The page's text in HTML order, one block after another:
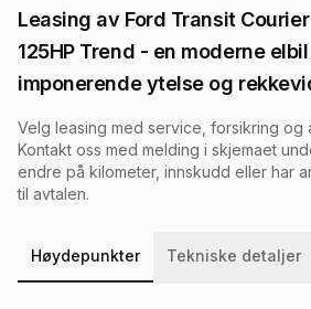
Leasing av Ford Transit
125HP Trend - en moderne
imponerende ytelse og
Velg leasing med service, forsikring og
Kontakt oss med melding i skjemaet
endre på kilometer, innskudd eller har
til avtalen.
Høydepunkter Tekniske detaljer